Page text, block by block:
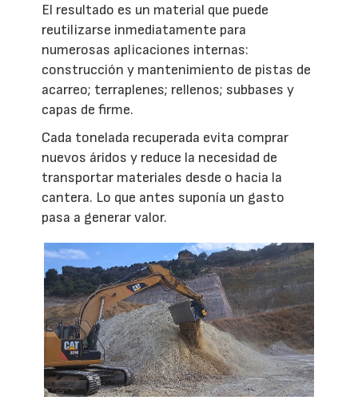
El resultado es un material que puede
reutilizarse inmediatamente para
numerosas aplicaciones internas:
construcción y mantenimiento de pistas de
acarreo; terraplenes; rellenos; subbases y
capas de firme.
Cada tonelada recuperada evita comprar
nuevos áridos y reduce la necesidad de
transportar materiales desde o hacia la
cantera. Lo que antes suponía un gasto
pasa a generar valor.